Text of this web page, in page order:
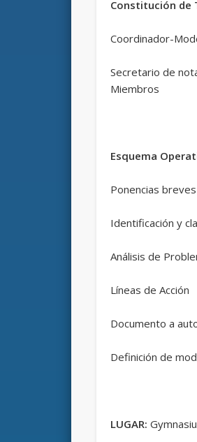
Constitución de
Coordinador-
Secretario de
Miembros
Esquema
Ponencias breves
Identificación y
Análisis de
Líneas de Acción
Documento a
Definición de
LUGAR: